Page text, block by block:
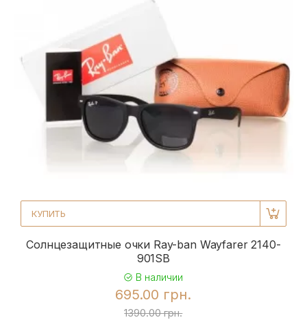
КУПИТЬ
Солнцезащитные очки Ray-ban Wayfarer 2140-
901SB
В наличии
695.00 грн.
1390.00 грн.